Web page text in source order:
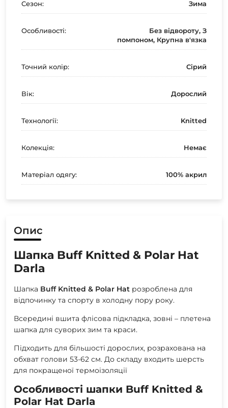
Сезон: Зима
Особливості:
Без відвороту, З
помпоном, Крупна в'язка
Точний колір: Сірий
Вік: Дорослий
Технології: Knitted
Колекція: Немає
Матеріал одягу: 100% акрил
Опис
Шапка Buff Knitted & Polar Hat
Darla
Шапка Buff Knitted & Polar Hat розроблена для
відпочинку та спорту в холодну пору року.
Всередині вшита флісова підкладка, зовні – плетена
шапка для суворих зим та краси.
Підходить для більшості дорослих, розрахована на
обхват голови 53-62 см. До складу входить шерсть
для покращеної термоізоляції
Особливості шапки Buff Knitted &
Polar Hat Darla